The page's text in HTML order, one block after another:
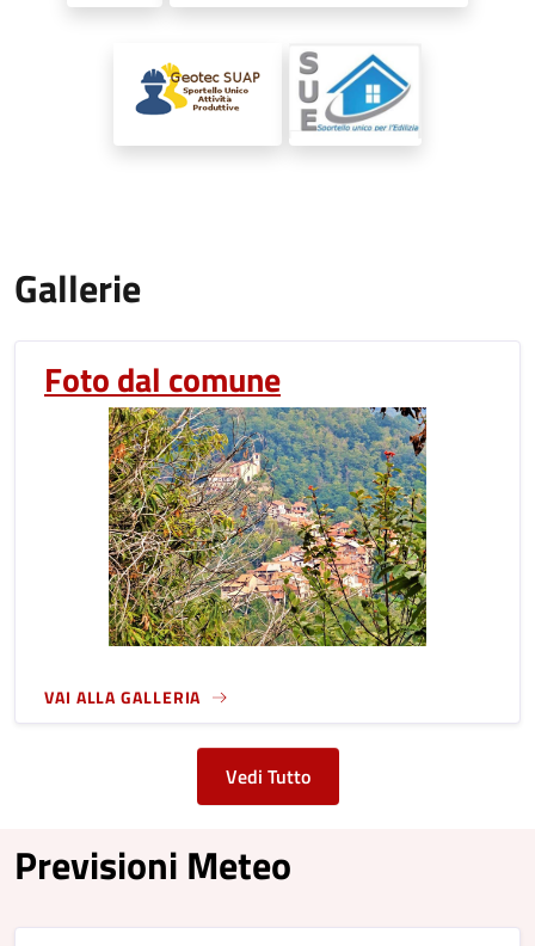
Gallerie
Foto dal comune
VAI ALLA GALLERIA
Vedi Tutto
Previsioni Meteo